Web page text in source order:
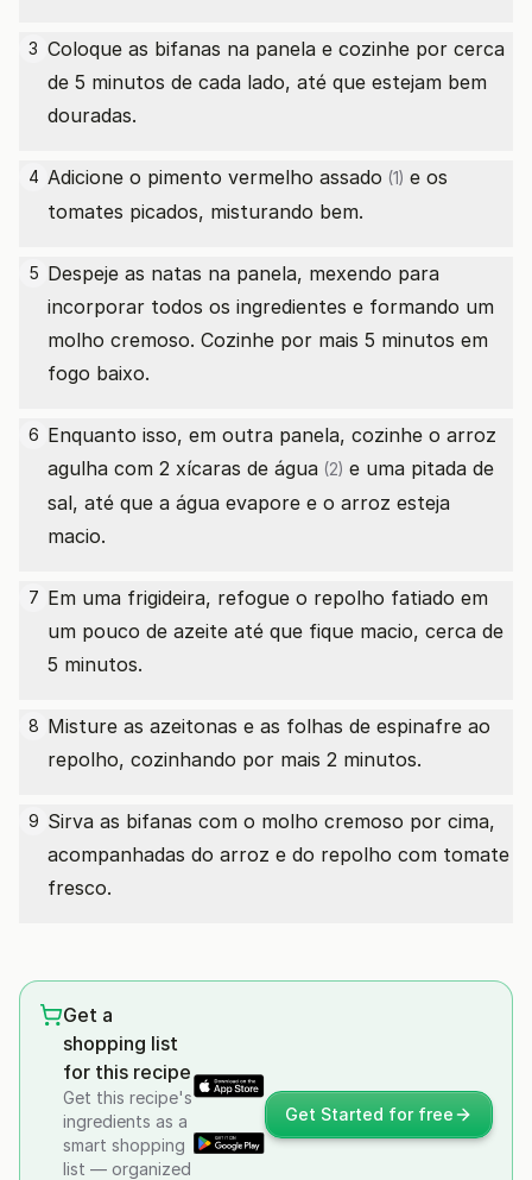
3 Coloque as bifanas na panela e cozinhe por cerca
de 5 minutos de cada lado, até que estejam bem
douradas.
4 Adicione o pimento vermelho assado (1) e os
tomates picados, misturando bem.
5 Despeje as natas na panela, mexendo para
incorporar todos os ingredientes e formando um
molho cremoso. Cozinhe por mais 5 minutos em
fogo baixo.
6 Enquanto isso, em outra panela, cozinhe o arroz
agulha com 2 xícaras de água (2) e uma pitada de
sal, até que a água evapore e o arroz esteja
macio.
7 Em uma frigideira, refogue o repolho fatiado em
um pouco de azeite até que fique macio, cerca de
5 minutos.
8 Misture as azeitonas e as folhas de espinafre ao
repolho, cozinhando por mais 2 minutos.
9 Sirva as bifanas com o molho cremoso por cima,
acompanhadas do arroz e do repolho com tomate
fresco.
Get a
shopping list
for this recipe
Get this recipe's
ingredients as a
smart shopping
list — organized
Get Started for free